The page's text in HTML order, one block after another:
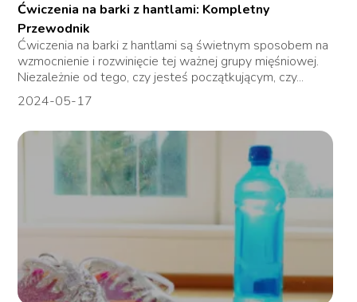
Ćwiczenia na barki z hantlami: Kompletny
Przewodnik
Ćwiczenia na barki z hantlami są świetnym sposobem na
wzmocnienie i rozwinięcie tej ważnej grupy mięśniowej.
Niezależnie od tego, czy jesteś początkującym, czy...
2024-05-17